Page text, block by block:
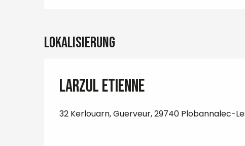
Lokalisierung
LARZUL Etienne
32 Kerlouarn, Guerveur, 29740 Plobannalec-